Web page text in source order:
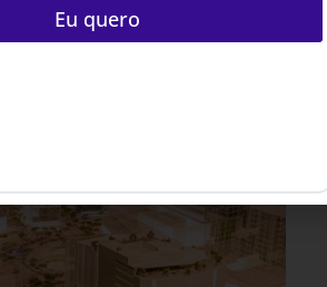
Eu quero